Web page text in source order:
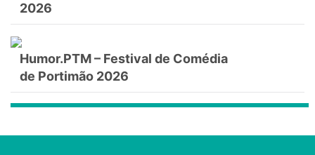
2026
Humor.PTM – Festival de Comédia
de Portimão 2026